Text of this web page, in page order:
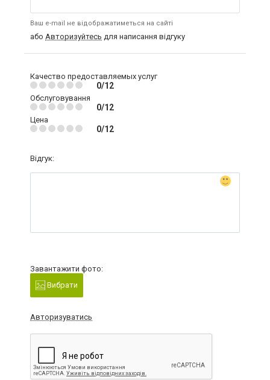
Ваш e-mail не відображатиметься на сайті
або Авторизуйтесь для написання відгуку
Качество предоставляемых услуг
0/12
Обслуговування
0/12
Цена
0/12
Відгук:
Завантажити фото:
Вибрати
Авторизуватись